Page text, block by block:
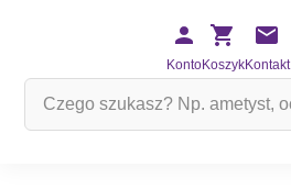
KontoKoszykKontakt